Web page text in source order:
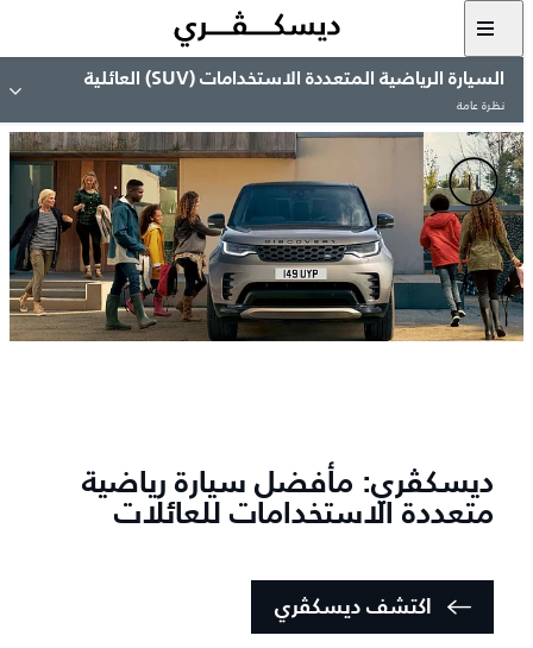
السيارة الرياضية المتعددة الاستخدامات (SUV) العائلية
نظرة عامة
ديسكڤري: مأفضل سيارة رياضية
متعددة الاستخدامات للعائلات
اكتشف ديسكڤري